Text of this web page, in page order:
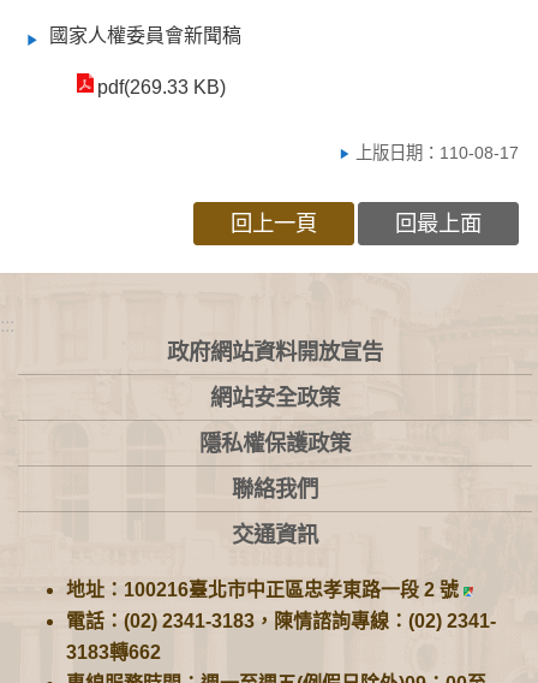
國家人權委員會新聞稿
pdf(269.33 KB)
上版日期：110-08-17
回上一頁 回最上面
:::
政府網站資料開放宣告
網站安全政策
隱私權保護政策
聯絡我們
交通資訊
地址：100216臺北市中正區忠孝東路一段 2 號
電話：(02) 2341-3183，陳情諮詢專線：(02) 2341-
3183轉662